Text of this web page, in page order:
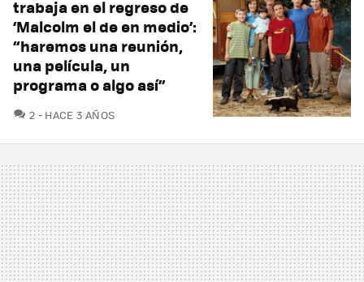
trabaja en el regreso de
‘Malcolm el de en medio’:
“haremos una reunión,
una película, un
programa o algo así”
2 COMENTARIOS
HACE 3 AÑOS